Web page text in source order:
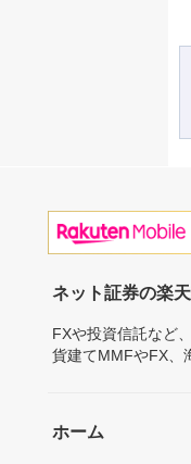
ネット証券の楽
FXや投資信託など
貨建てMMFやFX、
ホーム